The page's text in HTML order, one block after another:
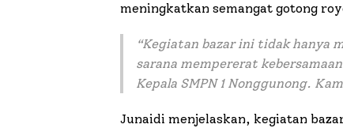
meningkatkan semangat gotong
“Kegiatan bazar ini tidak hanya
sarana mempererat
Kepala SMPN 1 Nonggunong.
Junaidi menjelaskan, kegiatan